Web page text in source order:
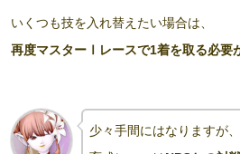
いくつも技を入れ替えたい場合は、
再度マスターⅠレースで1着を取る必要
少々手間にはなりますが、